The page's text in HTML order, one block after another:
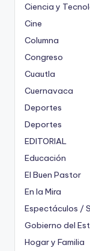
Ciencia y
Cine
Columna
Congreso
Cuautla
Cuernavaca
Deportes
Deportes
EDITORIAL
Educación
El Buen Pastor
En la Mira
Espectáculos /
Gobierno del
Hogar y Familia